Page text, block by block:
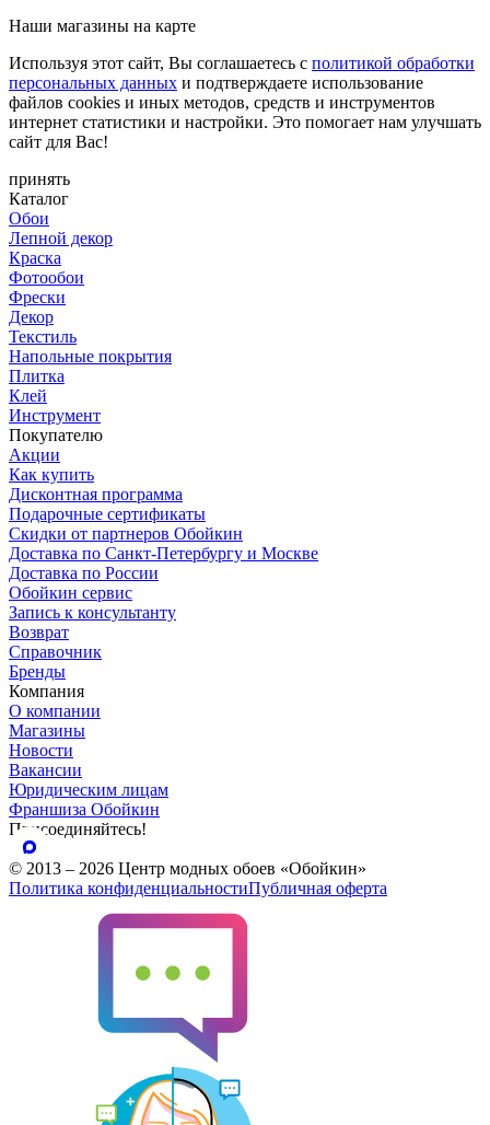
Наши магазины на карте
Используя этот сайт, Вы соглашаетесь с политикой обработки
персональных данных и подтверждаете использование
файлов cookies и иных методов, средств и инструментов
интернет статистики и настройки. Это помогает нам улучшать
сайт для Вас!
принять
Каталог
Обои
Лепной декор
Краска
Фотообои
Фрески
Декор
Текстиль
Напольные покрытия
Плитка
Клей
Инструмент
Покупателю
Акции
Как купить
Дисконтная программа
Подарочные сертификаты
Скидки от партнеров Обойкин
Доставка по Санкт-Петербургу и Москве
Доставка по России
Обойкин сервис
Запись к консультанту
Возврат
Справочник
Бренды
Компания
О компании
Магазины
Новости
Вакансии
Юридическим лицам
Франшиза Обойкин
Присоединяйтесь!
© 2013 – 2026 Центр модных обоев «Обойкин»
Политика конфиденциальностиПубличная оферта